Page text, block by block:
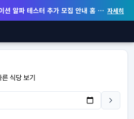
션 알파 테스터 추가 모집 안내 홈 화면 위젯 등 지원 자세히
른 식당 보기